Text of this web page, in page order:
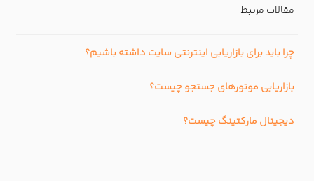
مقالات مرتبط
چرا باید برای بازاریابی اینترنتی سایت داشته باشیم؟
بازاریابی موتورهای جستجو چیست؟
دیجیتال مارکتینگ چیست؟